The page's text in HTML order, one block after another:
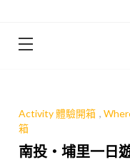
Activity 體驗開箱 ,
箱
南投‧埔里一日